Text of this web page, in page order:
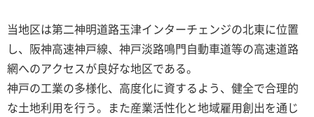
当地区は第二神明道路玉津インターチェンジの北東に位置
し、阪神高速神戸線、神戸淡路鳴門自動車道等の高速道路
網へのアクセスが良好な地区である。
神戸の工業の多様化、高度化に資するよう、健全で合理的
な土地利用を行う。また産業活性化と地域雇用創出を通じ